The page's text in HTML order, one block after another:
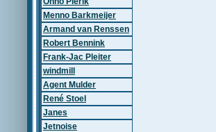
Menno Barkmeijer
Armand van Renssen
Robert Bennink
Frank-Jac Pleiter
windmill
Agent Mulder
René Stoel
Janes
Jetnoise